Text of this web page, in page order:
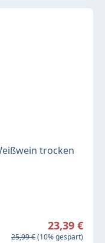
trocken
Verkaufspreis:
23,39 €
Regulärer Preis:
25,99 €(10% gespart)